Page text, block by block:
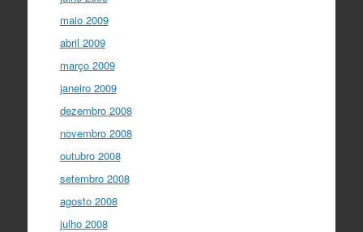
maio 2009
abril 2009
março 2009
janeiro 2009
dezembro 2008
novembro 2008
outubro 2008
setembro 2008
agosto 2008
julho 2008